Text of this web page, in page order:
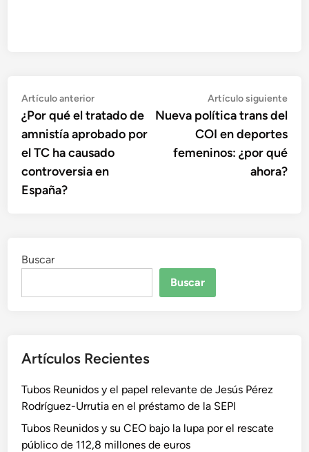
Navegación
de
entradas
Artículo anteriorArtículo
anterior:
¿Por qué el tratado de
amnistía aprobado por
el TC ha causado
controversia en
España?
Artículo siguiente
Nueva política trans del
COI en deportes
femeninos: ¿por qué
ahora?
Buscar
Buscar
Artículos Recientes
Tubos Reunidos y el papel relevante de Jesús Pérez
Rodríguez-Urrutia en el préstamo de la SEPI
Tubos Reunidos y su CEO bajo la lupa por el rescate
público de 112,8 millones de euros